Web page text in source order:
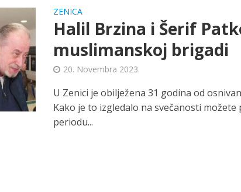
ZENICA
Halil Brzina i Šerif
muslimanskoj brigadi
20. Novembra 2023.
U Zenici je obilježena 31 godina od
Kako je to izgledalo na svečanosti
periodu...